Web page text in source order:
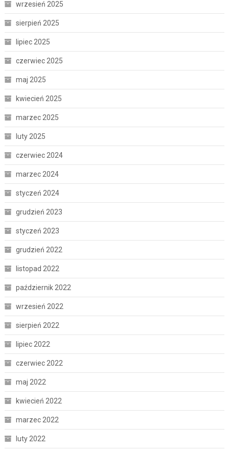
wrzesień 2025
sierpień 2025
lipiec 2025
czerwiec 2025
maj 2025
kwiecień 2025
marzec 2025
luty 2025
czerwiec 2024
marzec 2024
styczeń 2024
grudzień 2023
styczeń 2023
grudzień 2022
listopad 2022
październik 2022
wrzesień 2022
sierpień 2022
lipiec 2022
czerwiec 2022
maj 2022
kwiecień 2022
marzec 2022
luty 2022